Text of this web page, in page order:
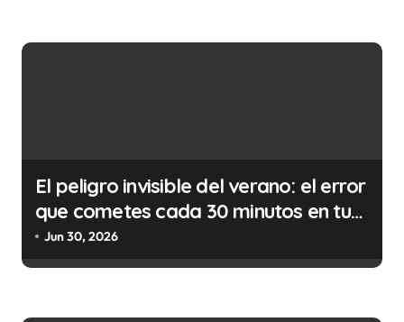
r
El peligro invisible del verano: el error
que cometes cada 30 minutos en tu
trabajo (y la ilegalidad que te puede
costar la vida)
Jun 30, 2026